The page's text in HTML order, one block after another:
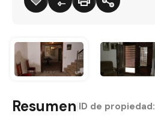
Resumen ID de propiedad: